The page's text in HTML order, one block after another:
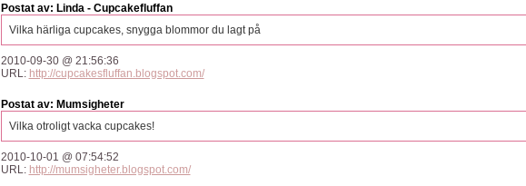
Postat av: Linda - Cupcakefluffan
Vilka härliga cupcakes, snygga blommor du lagt på
2010-09-30 @ 21:56:36
URL: http://cupcakesfluffan.blogspot.com/
Postat av: Mumsigheter
Vilka otroligt vacka cupcakes!
2010-10-01 @ 07:54:52
URL: http://mumsigheter.blogspot.com/